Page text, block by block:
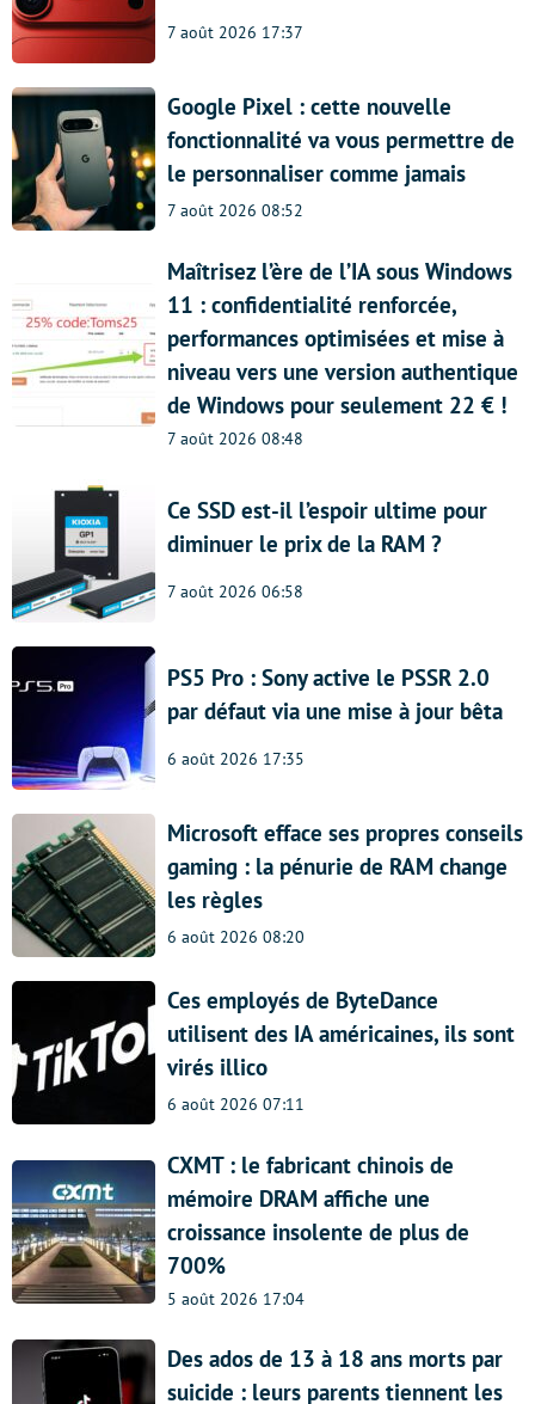
7 août 2026 17:37
Google Pixel : cette nouvelle
fonctionnalité va vous permettre de
le personnaliser comme jamais
7 août 2026 08:52
Maîtrisez l’ère de l’IA sous Windows
11 : confidentialité renforcée,
performances optimisées et mise à
niveau vers une version authentique
de Windows pour seulement 22 € !
7 août 2026 08:48
Ce SSD est-il l’espoir ultime pour
diminuer le prix de la RAM ?
7 août 2026 06:58
PS5 Pro : Sony active le PSSR 2.0
par défaut via une mise à jour bêta
6 août 2026 17:35
Microsoft efface ses propres conseils
gaming : la pénurie de RAM change
les règles
6 août 2026 08:20
Ces employés de ByteDance
utilisent des IA américaines, ils sont
virés illico
6 août 2026 07:11
CXMT : le fabricant chinois de
mémoire DRAM affiche une
croissance insolente de plus de
700%
5 août 2026 17:04
Des ados de 13 à 18 ans morts par
suicide : leurs parents tiennent les